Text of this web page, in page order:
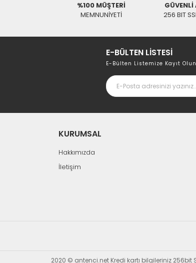
%100 MÜŞTERİ
MEMNUNİYETİ
GÜVENLİ
256 BIT
E-BÜLTEN LİSTESİ
E-Bülten Listemize Kayıt
KURUMSAL
Hakkımızda
İletişim
2020 © antenci.net Kredi kartı bilgileriniz 256bit